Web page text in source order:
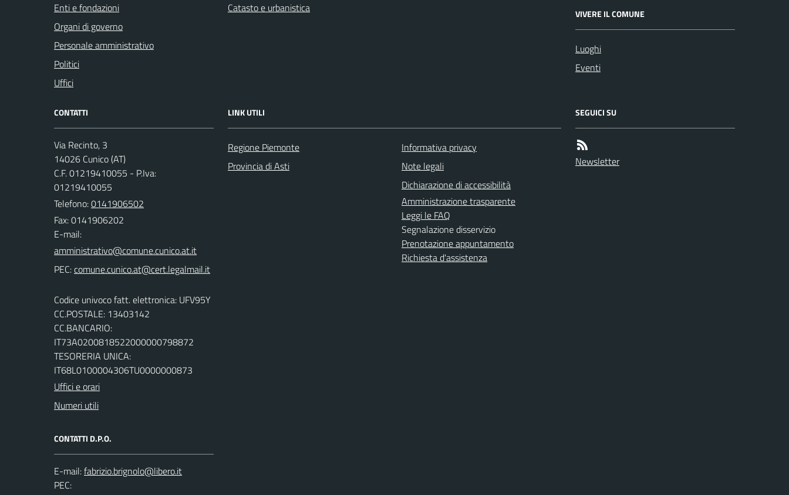
Enti e fondazioni
Organi di governo
Personale amministrativo
Politici
Uffici
Catasto e urbanistica
VIVERE IL COMUNE
Luoghi
Eventi
CONTATTI
Via Recinto, 3
14026 Cunico (AT)
C.F. 01219410055 - P.Iva:
01219410055
Telefono:0141906502
Fax: 0141906202
E-mail:
PEC:
Codice univoco fatt. elettronica: UFV95Y
CC.POSTALE: 13403142
CC.BANCARIO:
IT73A0200818522000000798872
TESORERIA UNICA:
IT68L0100004306TU0000000873
Uffici e orari
Numeri utili
CONTATTI D.P.O.
E-mail:
PEC:
LINK UTILI
Regione Piemonte
Provincia di Asti
Informativa privacy
Note legali
Dichiarazione di accessibilità
Amministrazione trasparente
Leggi le FAQ
Segnalazione disservizio
Prenotazione appuntamento
Richiesta d'assistenza
SEGUICI SU
Newsletter